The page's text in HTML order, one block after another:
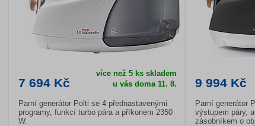
7 694 Kč
více než 5 ks skladem
u vás doma 11. 8.
Parní generátor Polti se 4 přednastavenými
programy, funkcí turbo pára a příkonem 2350
W.
9 994 Kč
Parní generátor
výstupem páry,
zásobníkem o